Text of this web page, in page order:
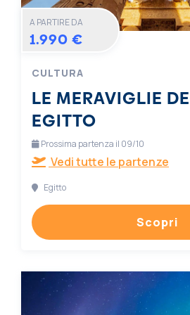
A PARTIRE DA
1.990 €
CULTURA
LE MERAVIGLIE
EGITTO
Prossima partenza il 09/10
Vedi tutte le partenze
Egitto
Scopri